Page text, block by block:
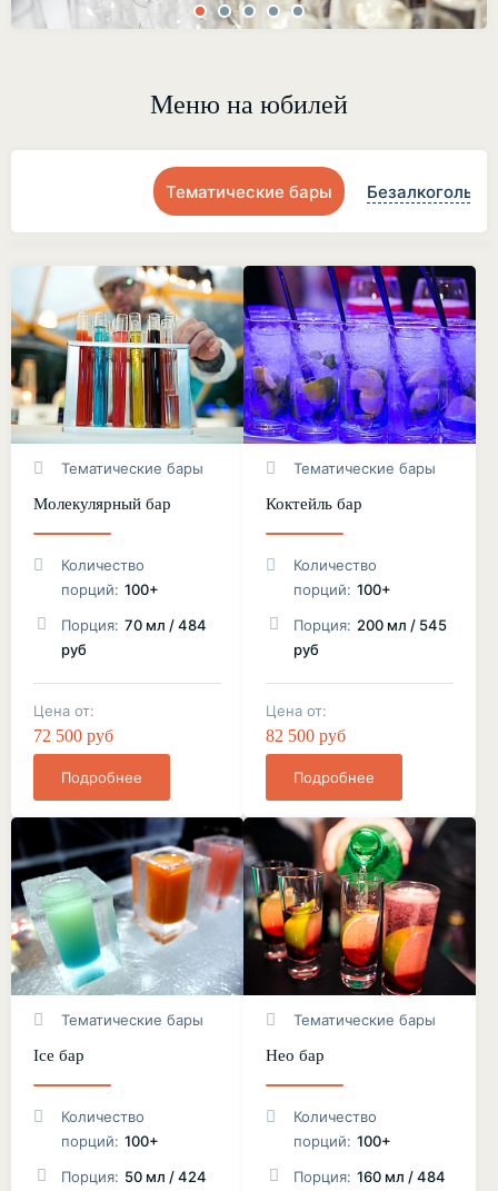
Меню на юбилей
Тематические бары
Тематические бары
Молекулярный бар
Количество
порций: 100+
Порция: 70 мл / 484
руб
Цена от:
72 500 руб
Подробнее
Тематические бары
Коктейль бар
Количество
порций: 100+
Порция: 200 мл / 545
руб
Цена от:
82 500 руб
Подробнее
Тематические бары
Ice бар
Количество
порций: 100+
Порция: 50 мл / 424
Тематические бары
Нео бар
Количество
порций: 100+
Порция: 160 мл / 484